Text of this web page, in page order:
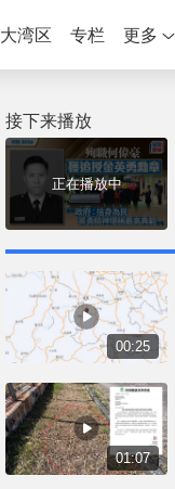
大湾区 专栏 更多
接下来播放
正在播放中
00:25
01:07